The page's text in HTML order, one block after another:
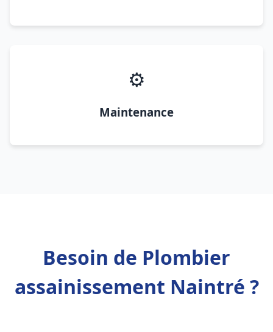
⚙️
Maintenance
Besoin de Plombier
assainissement Naintré ?